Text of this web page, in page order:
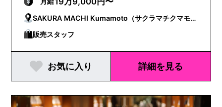
SAKURA MACHI Kumamoto（サクラマチクマモ
ト）
販売スタッフ
お気に入り 詳細を見る